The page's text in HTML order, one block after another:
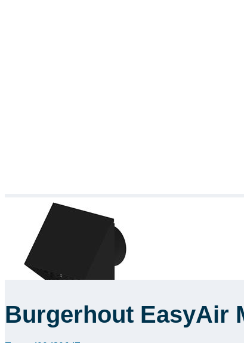
Burgerhout EasyAir